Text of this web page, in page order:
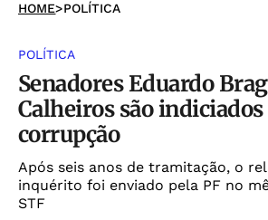
HOME>POLÍTICA
POLÍTICA
Senadores Eduardo
Calheiros são
corrupção
Após seis anos de tramitação, o
inquérito foi enviado pela PF no
STF